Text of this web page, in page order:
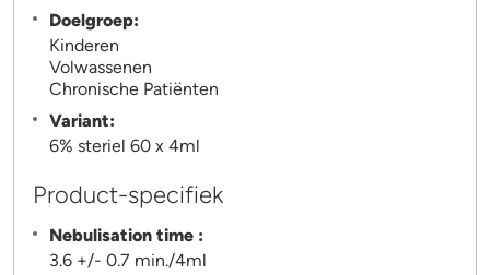
Doelgroep:
Kinderen
Volwassenen
Chronische Patiënten
Variant:
6% steriel 60 x 4ml
Product-specifiek
Nebulisation time :
3.6 +/- 0.7 min./4ml